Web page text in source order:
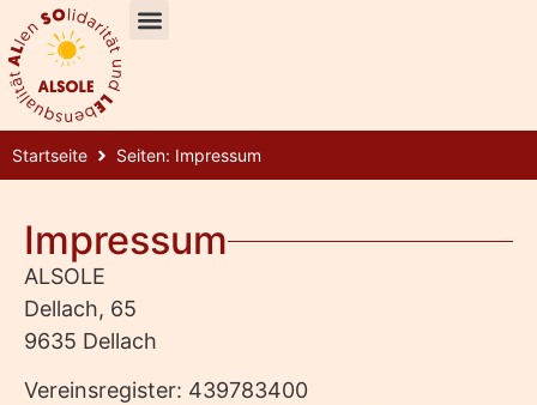
Startseite Seiten: Impressum
Impressum
ALSOLE
Dellach, 65
9635 Dellach
Vereinsregister: 439783400